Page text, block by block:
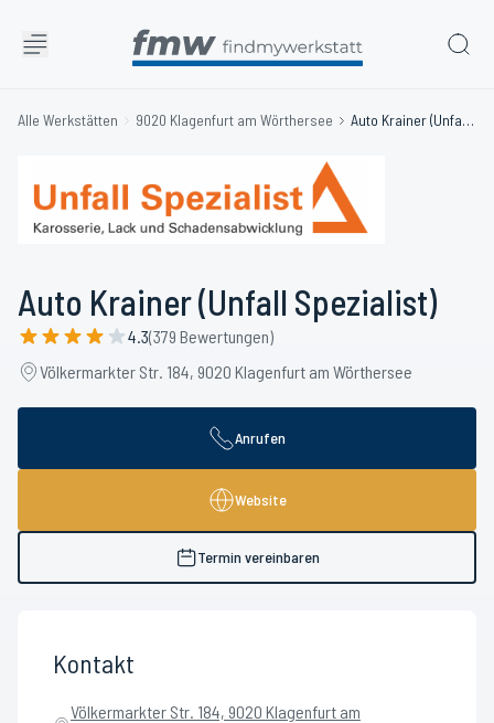
Alle Werkstätten 9020 Klagenfurt am Wörthersee Auto Krainer (Unfall Spezialist)
Auto Krainer (Unfall Spezialist)
4.3(379 Bewertungen)
Völkermarkter Str. 184, 9020 Klagenfurt am Wörthersee
Anrufen
Website
Termin vereinbaren
Kontakt
Völkermarkter Str. 184, 9020 Klagenfurt am